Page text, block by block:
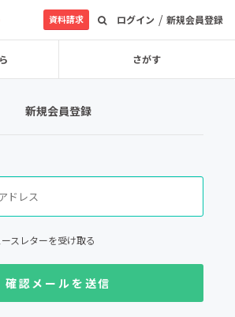
ログイン / 新規会員登録
資料請求
さがす
新規会員登録
スレターを受け取る